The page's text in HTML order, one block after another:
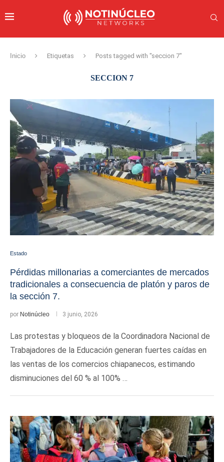
Inicio Etiquetas Posts tagged with "seccion 7"
SECCION 7
Estado
Pérdidas millonarias a comerciantes de mercados
tradicionales a consecuencia de platón y paros de
la sección 7.
por Notinúcleo 3 junio, 2026
Las protestas y bloqueos de la Coordinadora Nacional de
Trabajadores de la Educación generan fuertes caídas en
las ventas de los comercios chiapanecos, estimando
disminuciones del 60 % al 100% …